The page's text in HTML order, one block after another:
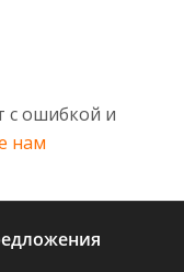
с ошибкой и
нам